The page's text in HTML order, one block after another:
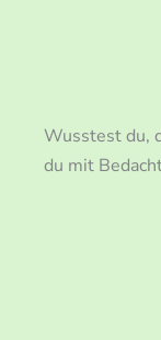
Wusstest du,
du mit